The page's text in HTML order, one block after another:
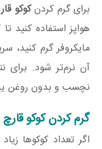
برای گرم کردنکوکو
هواپز استفاده کنید
مایکروفر گرم کنید،
آن نرم‌تر شود. برای
نچسب و بدون روغن یا
گرم کردن کوکو
اگر تعداد کوکوها